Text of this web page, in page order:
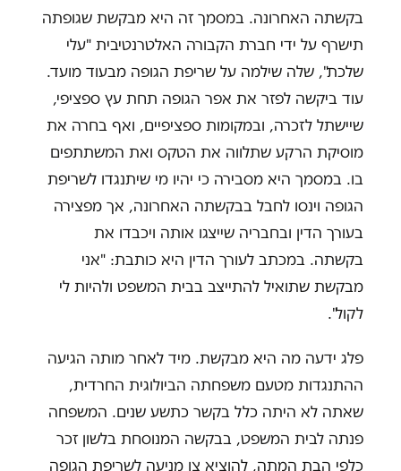
בקשתה האחרונה. במסמך זה היא מבקשת שגופתה
תישרף על ידי חברת הקבורה האלטרנטיבית "עלי
שלכת", שלה שילמה על שריפת הגופה מבעוד מועד.
עוד ביקשה לפזר את אפר הגופה תחת עץ ספציפי,
שיישתל לזכרה, ובמקומות ספציפיים, ואף בחרה את
מוסיקת הרקע שתלווה את הטקס ואת המשתתפים
בו. במסמך היא מסבירה כי יהיו מי שיתנגדו לשריפת
הגופה וינסו לחבל בבקשתה האחרונה, אך מפצירה
בעורך הדין ובחבריה שייצגו אותה ויכבדו את
בקשתה. במכתב לעורך הדין היא כותבת: "אני
מבקשת שתואיל להתייצב בבית המשפט ולהיות לי
לקול".
פלג ידעה מה היא מבקשת. מיד לאחר מותה הגיעה
ההתנגדות מטעם משפחתה הביולוגית החרדית,
שאתה לא היתה כלל בקשר כתשע שנים. המשפחה
פנתה לבית המשפט, בבקשה המנוסחת בלשון זכר
כלפי הבת המתה, להוציא צו מניעה לשריפת הגופה